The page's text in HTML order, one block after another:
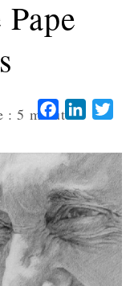
: 5 minutesFacebook